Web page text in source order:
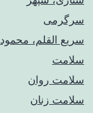
سرگرمی
سریع القلم، محمود
سلامت
سلامت روان
سلامت زنان